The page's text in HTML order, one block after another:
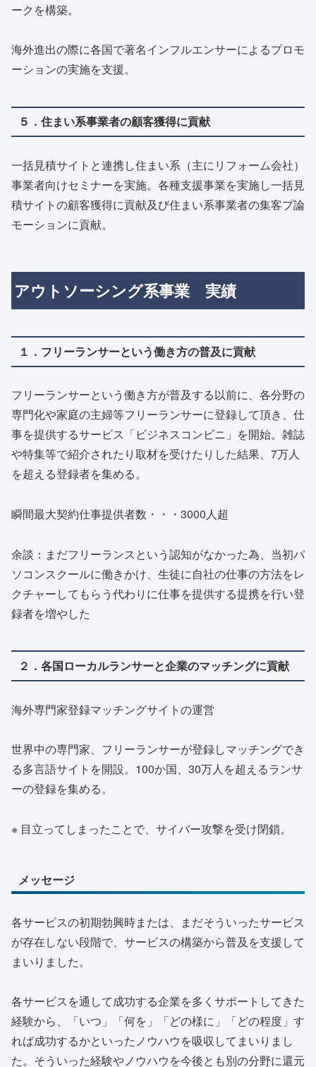
ークを構築。
海外進出の際に各国で著名インフルエンサーによるプロモ
ーションの実施を支援。
５．住まい系事業者の顧客獲得に貢献
一括見積サイトと連携し住まい系（主にリフォーム会社）
事業者向けセミナーを実施。各種支援事業を実施し一括見
積サイトの顧客獲得に貢献及び住まい系事業者の集客プ論
モーションに貢献。
アウトソーシング系事業 実績
１．フリーランサーという働き方の普及に貢献
フリーランサーという働き方が普及する以前に、各分野の
専門化や家庭の主婦等フリーランサーに登録して頂き、仕
事を提供するサービス「ビジネスコンビニ」を開始。雑誌
や特集等で紹介されたり取材を受けたりした結果、7万人
を超える登録者を集める。
瞬間最大契約仕事提供者数・・・3000人超
余談：まだフリーランスという認知がなかった為、当初パ
ソコンスクールに働きかけ、生徒に自社の仕事の方法をレ
クチャーしてもらう代わりに仕事を提供する提携を行い登
録者を増やした
２．各国ローカルランサーと企業のマッチングに貢献
海外専門家登録マッチングサイトの運営
世界中の専門家、フリーランサーが登録しマッチングでき
る多言語サイトを開設。100か国、30万人を超えるランサ
ーの登録を集める。
※ 目立ってしまったことで、サイバー攻撃を受け閉鎖。
メッセージ
各サービスの初期勃興時または、まだそういったサービス
が存在しない段階で、サービスの構築から普及を支援して
まいりました。
各サービスを通して成功する企業を多くサポートしてきた
経験から、「いつ」「何を」「どの様に」「どの程度」す
れば成功するかといったノウハウを吸収してまいりまし
た。そういった経験やノウハウを今後とも別の分野に還元